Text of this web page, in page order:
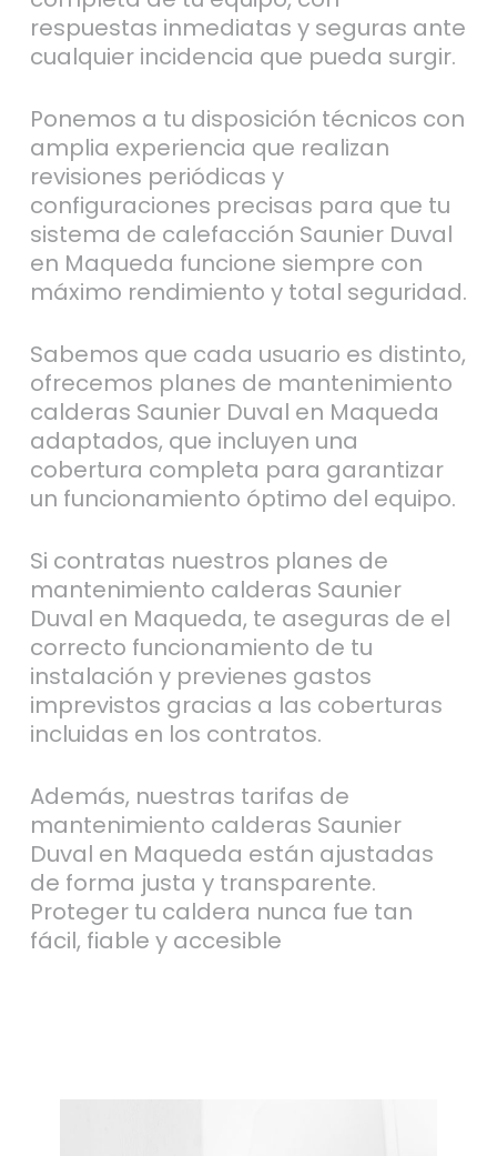
respuestas inmediatas y seguras ante
cualquier incidencia que pueda surgir.
Ponemos a tu disposición técnicos con
amplia experiencia que realizan
revisiones periódicas y
configuraciones precisas para que tu
sistema de calefacción Saunier Duval
en Maqueda funcione siempre con
máximo rendimiento y total seguridad.
Sabemos que cada usuario es distinto,
ofrecemos planes de mantenimiento
calderas Saunier Duval en Maqueda
adaptados, que incluyen una
cobertura completa para garantizar
un funcionamiento óptimo del equipo.
Si contratas nuestros planes de
mantenimiento calderas Saunier
Duval en Maqueda, te aseguras de el
correcto funcionamiento de tu
instalación y previenes gastos
imprevistos gracias a las coberturas
incluidas en los contratos.
Además, nuestras tarifas de
mantenimiento calderas Saunier
Duval en Maqueda están ajustadas
de forma justa y transparente.
Proteger tu caldera nunca fue tan
fácil, fiable y accesible